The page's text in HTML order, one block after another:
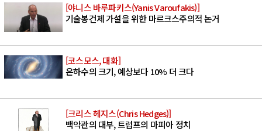
[야니스 바루파키스(Yanis Varoufakis)]
기술봉건제 가설을 위한 마르크스주의적 논거
[코스모스, 대화]
은하수의 크기, 예상보다 10% 더 크다
[크리스 헤지스(Chris Hedges)]
백악관의 대부, 트럼프의 마피아 정치